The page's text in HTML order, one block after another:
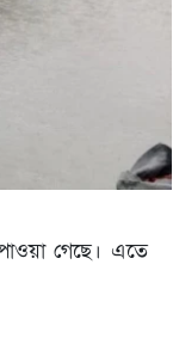
গেছে। এতে